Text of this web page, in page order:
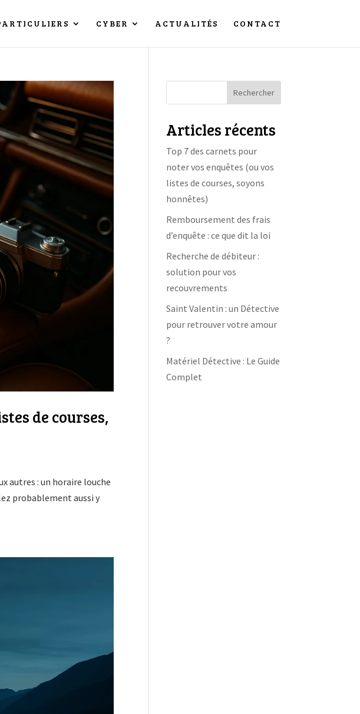
CYBER ACTUALITÉS CONTACT
de courses,
autres : un horaire louche
probablement aussi y
Rechercher
Articles récents
Top 7 des carnets pour
noter vos enquêtes (ou vos
listes de courses, soyons
honnêtes)
Remboursement des frais
d’enquête : ce que dit la loi
Recherche de débiteur :
solution pour vos
recouvrements
Saint Valentin : un Détective
pour retrouver votre amour
?
Matériel Détective : Le Guide
Complet